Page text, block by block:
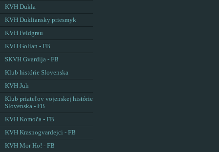
KVH Dukla
KVH Dukliansky priesmyk
KVH Feldgrau
KVH Golian - FB
SKVH Gvardija - FB
Klub histórie Slovenska
KVH Juh
Klub priateľov vojenskej histórie
Slovenska - FB
KVH Komoča - FB
KVH Krasnogvardejci - FB
KVH Mor Ho! - FB